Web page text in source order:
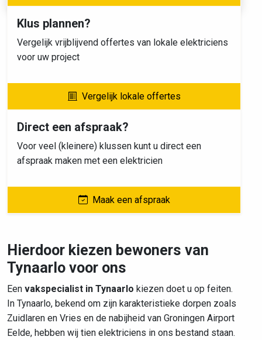
Klus plannen?
Vergelijk vrijblijvend offertes van lokale elektriciens
voor uw project
Vergelijk lokale offertes
Direct een afspraak?
Voor veel (kleinere) klussen kunt u direct een
afspraak maken met een elektricien
Maak een afspraak
Hierdoor kiezen bewoners van
Tynaarlo voor ons
Een vakspecialist in Tynaarlo kiezen doet u op feiten.
In Tynaarlo, bekend om zijn karakteristieke dorpen zoals
Zuidlaren en Vries en de nabijheid van Groningen Airport
Eelde, hebben wij tien elektriciens in ons bestand staan.